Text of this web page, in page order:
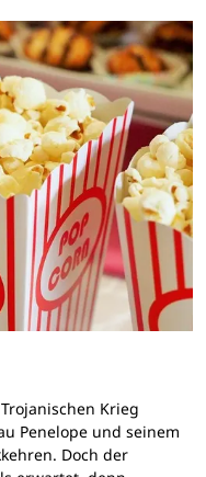
Krieg
Penelope und seinem
Doch der